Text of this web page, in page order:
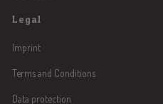
Legal
Imprint
Terms and Conditions
Data protection